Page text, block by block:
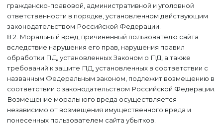
гражданско-правовой, административной и уголовной
ответственности в порядке, установленном действующим
законодательством Российской Федерации.
8.2. Моральный вред, причиненный пользователю сайта
вследствие нарушения его прав, нарушения правил
обработки ПД, установленных Законом о ПД, а также
требований к защите ПД, установленных в соответствии с
названным Федеральным законом, подлежит возмещению в
соответствии с законодательством Российской Федерации.
Возмещение морального вреда осуществляется
независимо от возмещения имущественного вреда и
понесенных пользователем сайта убытков.